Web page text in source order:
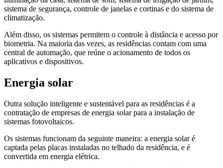
sistema de segurança, controle de janelas e cortinas e do sistema de
climatização.
Além disso, os sistemas permitem o controle à distância e acesso por
biometria. Na maioria das vezes, as residências contam com uma
central de automação, que reúne o acionamento de todos os
aplicativos e dispositivos.
Energia solar
Outra solução inteligente e sustentável para as residências é a
contratação de empresas de energia solar para a instalação de
sistemas fotovoltaicos.
Os sistemas funcionam da seguinte maneira: a energia solar é
captada pelas placas instaladas no telhado da residência, e é
convertida em energia elétrica.